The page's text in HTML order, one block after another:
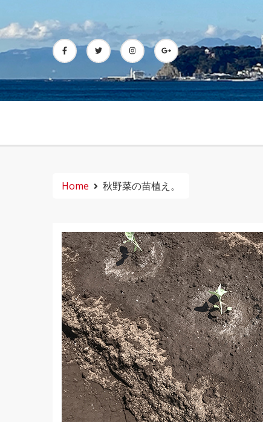
to
content
Home 秋野菜の苗植え。